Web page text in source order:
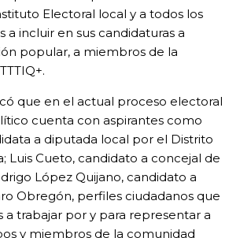
Electoral local y a todos los
a incluir en sus candidaturas a
popular, a miembros de la
que en el actual proceso electoral
cuenta con aspirantes como
a diputada local por el Distrito
Luis Cueto, candidato a concejal de
López Quijano, candidato a
Obregón, perfiles ciudadanos que
a trabajar por y para representar a
y miembros de la comunidad